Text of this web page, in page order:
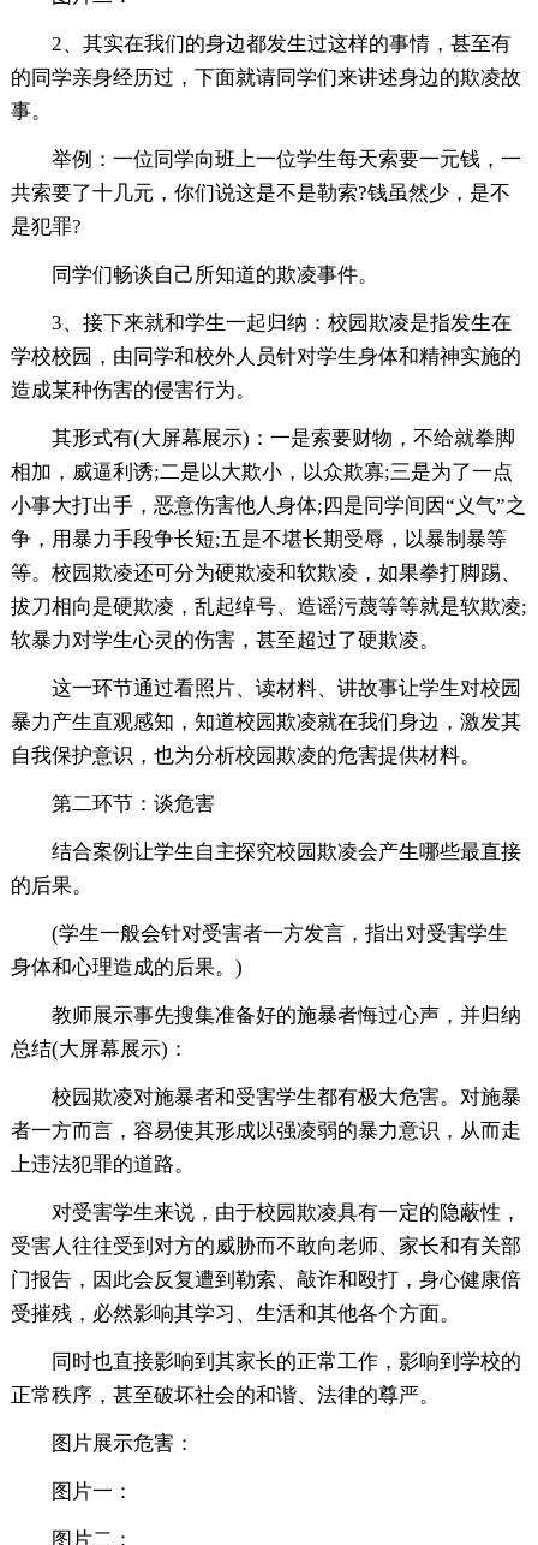
2、其实在我们的身边都发生过这样的事情，甚至有
的同学亲身经历过，下面就请同学们来讲述身边的欺凌故
事。
举例：一位同学向班上一位学生每天索要一元钱，一
共索要了十几元，你们说这是不是勒索?钱虽然少，是不
是犯罪?
同学们畅谈自己所知道的欺凌事件。
3、接下来就和学生一起归纳：校园欺凌是指发生在
学校校园，由同学和校外人员针对学生身体和精神实施的
造成某种伤害的侵害行为。
其形式有(大屏幕展示)：一是索要财物，不给就拳脚
相加，威逼利诱;二是以大欺小，以众欺寡;三是为了一点
小事大打出手，恶意伤害他人身体;四是同学间因“义气”之
争，用暴力手段争长短;五是不堪长期受辱，以暴制暴等
等。校园欺凌还可分为硬欺凌和软欺凌，如果拳打脚踢、
拔刀相向是硬欺凌，乱起绰号、造谣污蔑等等就是软欺凌;
软暴力对学生心灵的伤害，甚至超过了硬欺凌。
这一环节通过看照片、读材料、讲故事让学生对校园
暴力产生直观感知，知道校园欺凌就在我们身边，激发其
自我保护意识，也为分析校园欺凌的危害提供材料。
第二环节：谈危害
结合案例让学生自主探究校园欺凌会产生哪些最直接
的后果。
(学生一般会针对受害者一方发言，指出对受害学生
身体和心理造成的后果。)
教师展示事先搜集准备好的施暴者悔过心声，并归纳
总结(大屏幕展示)：
校园欺凌对施暴者和受害学生都有极大危害。对施暴
者一方而言，容易使其形成以强凌弱的暴力意识，从而走
上违法犯罪的道路。
对受害学生来说，由于校园欺凌具有一定的隐蔽性，
受害人往往受到对方的威胁而不敢向老师、家长和有关部
门报告，因此会反复遭到勒索、敲诈和殴打，身心健康倍
受摧残，必然影响其学习、生活和其他各个方面。
同时也直接影响到其家长的正常工作，影响到学校的
正常秩序，甚至破坏社会的和谐、法律的尊严。
图片展示危害：
图片一：
图片二：